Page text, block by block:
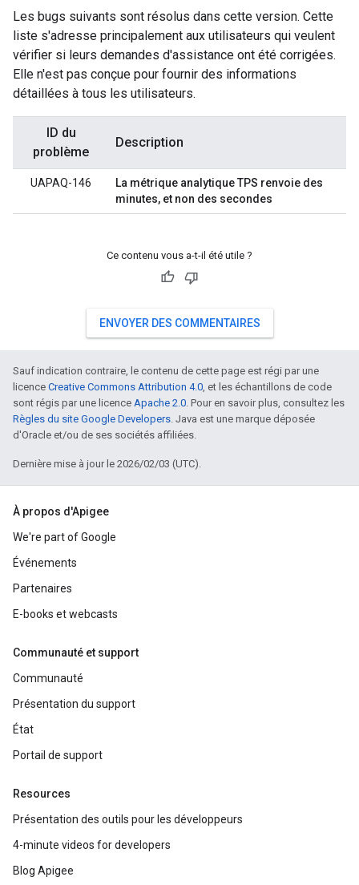
Les bugs suivants sont résolus dans cette version. Cette
liste s'adresse principalement aux utilisateurs qui veulent
vérifier si leurs demandes d'assistance ont été corrigées.
Elle n'est pas conçue pour fournir des informations
détaillées à tous les utilisateurs.
ID du
problème
Description
UAPAQ-146
La métrique analytique TPS renvoie des
minutes, et non des secondes
Ce contenu vous a-t-il été utile ?
ENVOYER DES COMMENTAIRES
Sauf indication contraire, le contenu de cette page est régi par une
licence Creative Commons Attribution 4.0, et les échantillons de code
sont régis par une licence Apache 2.0. Pour en savoir plus, consultez les
Règles du site Google Developers. Java est une marque déposée
d'Oracle et/ou de ses sociétés affiliées.
Dernière mise à jour le 2026/02/03 (UTC).
À propos d'Apigee
We're part of Google
Événements
Partenaires
E-books et webcasts
Communauté et support
Communauté
Présentation du support
État
Portail de support
Resources
Présentation des outils pour les développeurs
4-minute videos for developers
Blog Apigee